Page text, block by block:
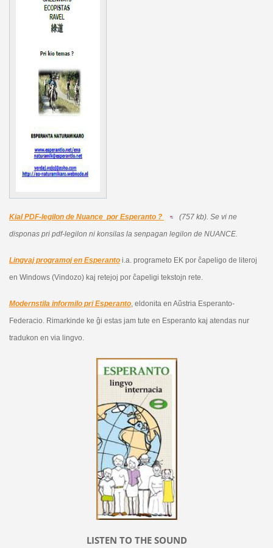
Kial PDF-legilon de Nuance por Esperanto ? (757 kb). Se vi ne
disponas pri pdf-legilon ni konsilas la senpagan legilon de NUANCE.
Lingvaj programoj en Esperantoi.a. programeto EK por ĉapeligo de literoj
en Windows (Vindozo) kaj retejoj por ĉapeligi tekstojn rete.
Modernstila informilo pri Esperanto, eldonita en Aŭstria Esperanto-
Federacio. Rimarkinde ke ĝi estas jam tute en Esperanto kaj atendas nur
tradukon en via lingvo.
LISTEN TO THE SOUND